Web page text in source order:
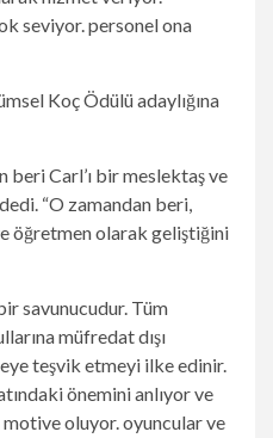
seviyor. personel ona
Koç Ödülü adaylığına
beri Carl’ı bir meslektaş ve
“O zamandan beri,
öğretmen olarak geliştiğini
savunucudur. Tüm
müfredat dışı
teşvik etmeyi ilke edinir.
önemini anlıyor ve
motive oluyor. oyuncular ve